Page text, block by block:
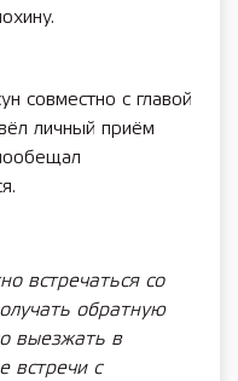
совместно с главой
личный приём
встречаться со
обратную
выезжать в
встречи с